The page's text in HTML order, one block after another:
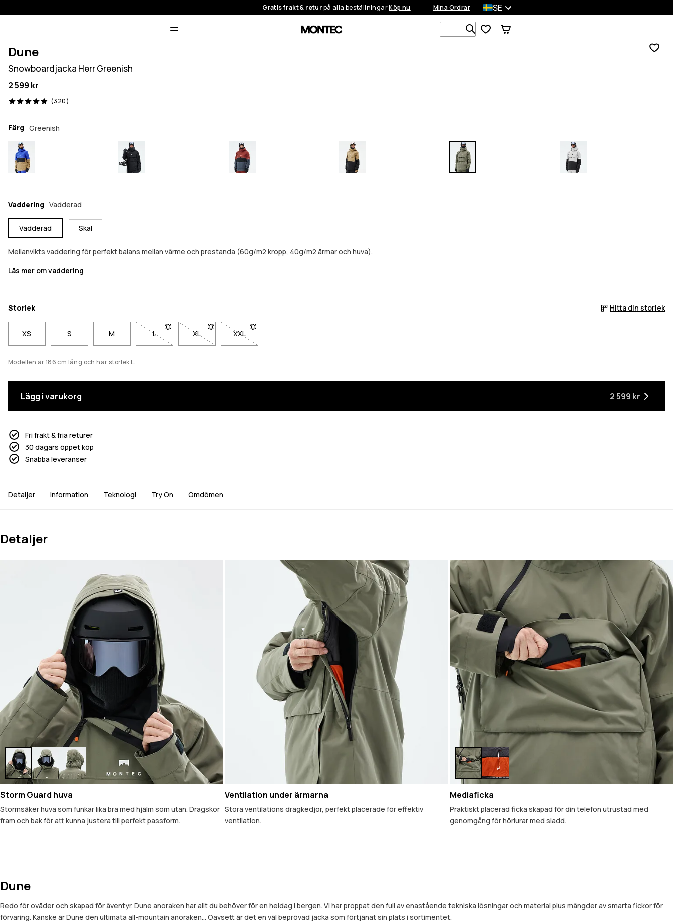
Gratis frakt & returpå alla beställningarKöp nu Mina Ordrar SE
Sök bland 1 000+ produkter
Dune
Snowboardjacka Herr Greenish
2 599 kr
(320)
320 recensioner, 4.9/5
Färg Greenish
Vaddering Vadderad
Vadderad Skal
Mellanvikts vaddering för perfekt balans mellan värme och prestanda (60g/m2 kropp, 40g/m2 ärmar och huva).
Läs mer om vaddering
Storlek Hitta din storlek
XS S M L- Storlek L är inte tillgänglig. Klicka för att bli meddelad när den är tillbaka i lager
XL- Storlek XL är inte tillgänglig. Klicka för att bli meddelad när den är tillbaka i lager
XXL- Storlek XXL är inte tillgänglig. Klicka för att bli meddelad när den är tillbaka i lager
Modellen är 186 cm lång och har storlek L.
Lägg i varukorg 2 599 kr
Fri frakt & fria returer
30 dagars öppet köp
Snabba leveranser
Detaljer Information Teknologi Try On Omdömen
Detaljer
Storm Guard huva
Stormsäker huva som funkar lika bra med hjälm som utan. Dragskor
fram och bak för att kunna justera till perfekt passform.
Ventilation under ärmarna
Stora ventilations dragkedjor, perfekt placerade för effektiv
ventilation.
Mediaficka
Praktiskt placerad ficka skapad för din telefon utrustad med
genomgång för hörlurar med sladd.
Dune
Redo för oväder och skapad för äventyr. Dune anoraken har allt du behöver för en heldag i bergen. Vi har proppat den full av enastående tekniska lösningar och material plus mängder av smarta fickor för
förvaring. Kanske är Dune den ultimata all-mountain anoraken... Oavsett är det en väl beprövad jacka som förtjänat sin plats i sortimentet.